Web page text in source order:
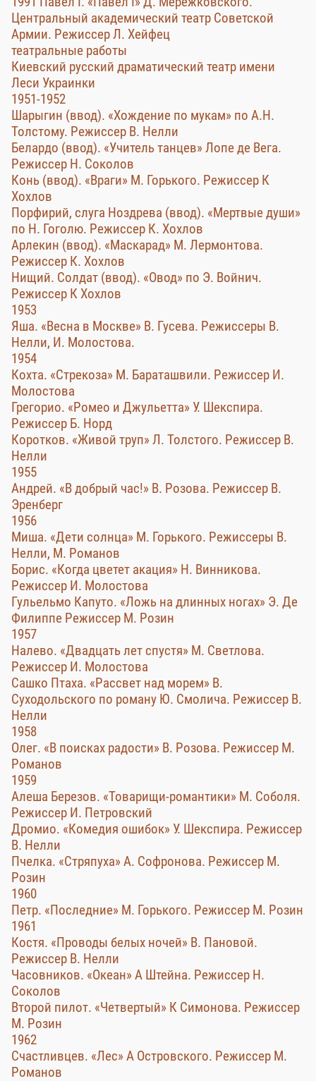
Центральный академический театр Советской
Армии. Режиссер Л. Хейфец
театральные работы
Киевский русский драматический театр имени
Леси Украинки
1951-1952
Шарыгин (ввод). «Хождение по мукам» по А.Н.
Толстому. Режиссер В. Нелли
Белардо (ввод). «Учитель танцев» Лопе де Вега.
Режиссер Н. Соколов
Конь (ввод). «Враги» М. Горького. Режиссер К
Хохлов
Порфирий, слуга Ноздрева (ввод). «Мертвые души»
по Н. Гоголю. Режиссер К. Хохлов
Арлекин (ввод). «Маскарад» М. Лермонтова.
Режиссер К. Хохлов
Нищий. Солдат (ввод). «Овод» по Э. Войнич.
Режиссер К Хохлов
1953
Яша. «Весна в Москве» В. Гусева. Режиссеры В.
Нелли, И. Молостова.
1954
Кохта. «Стрекоза» М. Бараташвили. Режиссер И.
Молостова
Грегорио. «Ромео и Джульетта» У. Шекспира.
Режиссер Б. Норд
Коротков. «Живой труп» Л. Толстого. Режиссер В.
Нелли
1955
Андрей. «В добрый час!» В. Розова. Режиссер В.
Эренберг
1956
Миша. «Дети солнца» М. Горького. Режиссеры В.
Нелли, М. Романов
Борис. «Когда цветет акация» Н. Винникова.
Режиссер И. Молостова
Гульельмо Капуто. «Ложь на длинных ногах» Э. Де
Филиппе Режиссер М. Розин
1957
Налево. «Двадцать лет спустя» М. Светлова.
Режиссер И. Молостова
Сашко Птаха. «Рассвет над морем» В.
Суходольского по роману Ю. Смолича. Режиссер В.
Нелли
1958
Олег. «В поисках радости» В. Розова. Режиссер М.
Романов
1959
Алеша Березов. «Товарищи-романтики» М. Соболя.
Режиссер И. Петровский
Дромио. «Комедия ошибок» У. Шекспира. Режиссер
В. Нелли
Пчелка. «Стряпуха» А. Софронова. Режиссер М.
Розин
1960
Петр. «Последние» М. Горького. Режиссер М. Розин
1961
Костя. «Проводы белых ночей» В. Пановой.
Режиссер В. Нелли
Часовников. «Океан» А Штейна. Режиссер Н.
Соколов
Второй пилот. «Четвертый» К Симонова. Режиссер
М. Розин
1962
Счастливцев. «Лес» А Островского. Режиссер М.
Романов